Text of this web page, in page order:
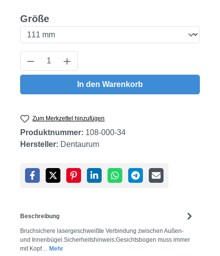
Größeauswählen
Produkt Anzahl: Gib den gewünschten
In den Warenkorb
Zum Merkzettel hinzufügen
Produktnummer: 108-000-34
Hersteller: Dentaurum
Beschreibung
Bruchsichere lasergeschweißte Verbindung zwischen Außen-
und Innenbügel.Sicherheitshinweis:Gesichtsbogen muss immer
mit Kopf… Mehr